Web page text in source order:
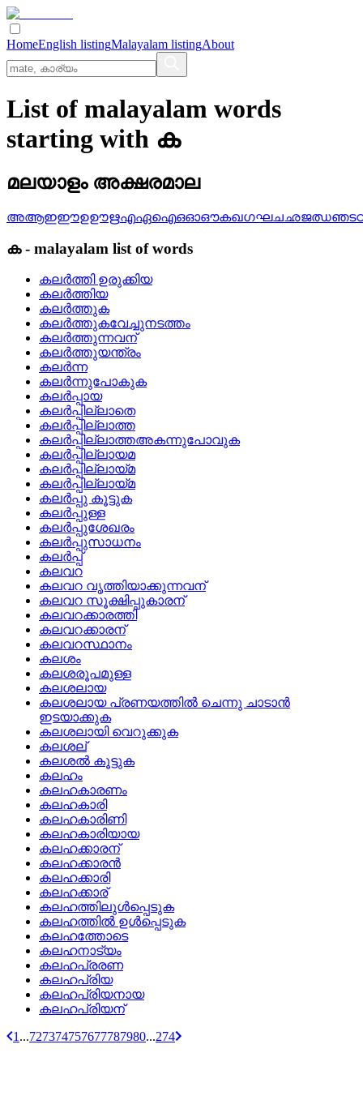
HomeEnglish listingMalayalam listingAbout
List of malayalam words
starting with ക
മലയാളം അക്ഷരമാല
അആഇഈഉഊഋഎഏഐഒഓഔകഖഗഘചഛജഝഞട
ക- malayalam list of words
കലര്‍ത്തി ഉരുക്കിയ
കലര്‍ത്തിയ
കലര്‍ത്തുക
കലര്‍ത്തുകവേച്ചുനടത്തം
കലര്‍ത്തുന്നവന്
കലര്‍ത്തുയന്ത്രം
കലര്‍ന്ന
കലര്‍ന്നുപോകുക
കലര്‍പ്പായ
കലര്‍പ്പില്ലാതെ
കലര്‍പ്പില്ലാത്ത
കലര്‍പ്പില്ലാത്തഅകന്നുപോവുക
കലര്‍പ്പില്ലായമ
കലര്‍പ്പില്ലായ്‌മ
കലര്‍പ്പില്ലായ്മ
കലര്‍പ്പു കൂട്ടുക
കലര്‍പ്പുള്ള
കലര്‍പ്പുശേഖരം
കലര്‍പ്പുസാധനം
കലര്‍പ്പ്
കലവറ
കലവറ വൃത്തിയാക്കുന്നവന്
കലവറ സൂക്ഷിപ്പുകാരന്
കലവറക്കാരത്തി
കലവറക്കാരന്
കലവറസ്ഥാനം
കലശം
കലശരൂപമുള്ള
കലശലായ
കലശലായ പ്രണയത്തില്‍ ചെന്നു ചാടാന്‍
ഇടയാക്കുക
കലശലായി വെറുക്കുക
കലശല്
കലശല്‍ കൂട്ടുക
കലഹം
കലഹകാരണം
കലഹകാരി
കലഹകാരിണി
കലഹകാരിയായ
കലഹക്കാരന്
കലഹക്കാരന്‍
കലഹക്കാരി
കലഹക്കാര്
കലഹത്തിലുള്‍പ്പെടുക
കലഹത്തില്‍ ഉള്‍പ്പെടുക
കലഹത്തോടെ
കലഹനാട്യം
കലഹപ്രരണ
കലഹപ്രിയ
കലഹപ്രിയനായ
കലഹപ്രിയന്
1 ...727374757677787980...274